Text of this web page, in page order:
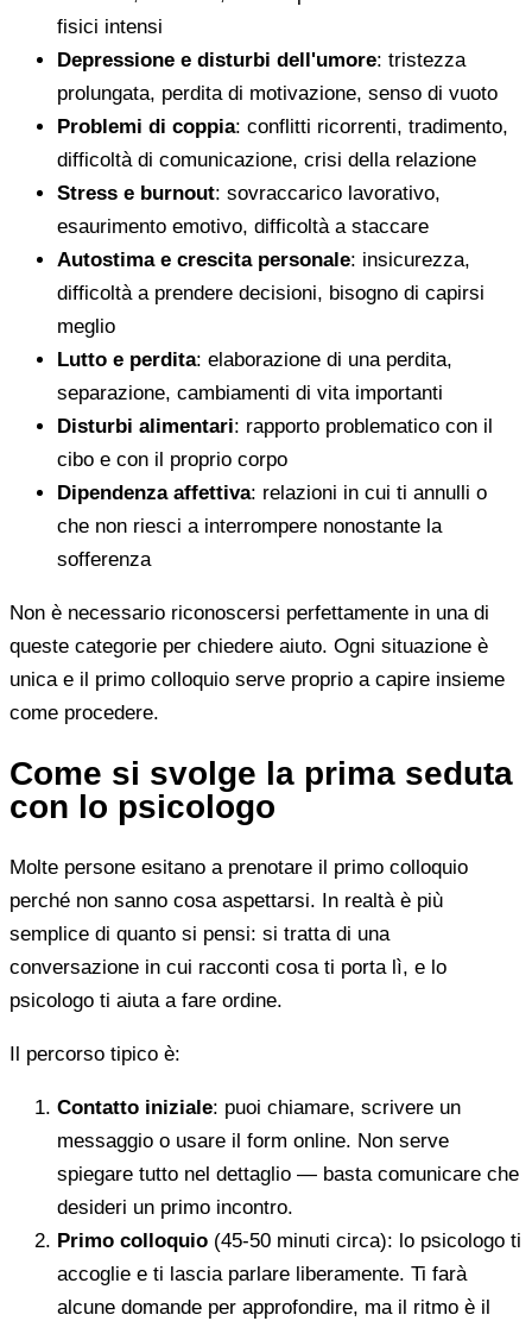
fisici intensi
Depressione e disturbi dell'umore: tristezza
prolungata, perdita di motivazione, senso di vuoto
Problemi di coppia: conflitti ricorrenti, tradimento,
difficoltà di comunicazione, crisi della relazione
Stress e burnout: sovraccarico lavorativo,
esaurimento emotivo, difficoltà a staccare
Autostima e crescita personale: insicurezza,
difficoltà a prendere decisioni, bisogno di capirsi
meglio
Lutto e perdita: elaborazione di una perdita,
separazione, cambiamenti di vita importanti
Disturbi alimentari: rapporto problematico con il
cibo e con il proprio corpo
Dipendenza affettiva: relazioni in cui ti annulli o
che non riesci a interrompere nonostante la
sofferenza
Non è necessario riconoscersi perfettamente in una di
queste categorie per chiedere aiuto. Ogni situazione è
unica e il primo colloquio serve proprio a capire insieme
come procedere.
Come si svolge la prima seduta
con lo psicologo
Molte persone esitano a prenotare il primo colloquio
perché non sanno cosa aspettarsi. In realtà è più
semplice di quanto si pensi: si tratta di una
conversazione in cui racconti cosa ti porta lì, e lo
psicologo ti aiuta a fare ordine.
Il percorso tipico è:
Contatto iniziale: puoi chiamare, scrivere un
messaggio o usare il form online. Non serve
spiegare tutto nel dettaglio — basta comunicare che
desideri un primo incontro.
Primo colloquio (45-50 minuti circa): lo psicologo ti
accoglie e ti lascia parlare liberamente. Ti farà
alcune domande per approfondire, ma il ritmo è il